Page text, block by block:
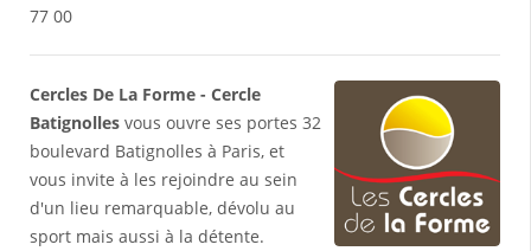
77 00
Cercles De La Forme - Cercle
Batignolles vous ouvre ses portes 32
boulevard Batignolles à Paris, et
vous invite à les rejoindre au sein
d'un lieu remarquable, dévolu au
sport mais aussi à la détente.